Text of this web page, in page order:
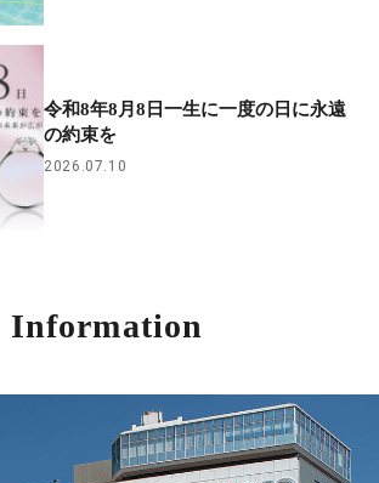
令和8年8月8日一生に一度の日に永遠
の約束を
2026.07.10
Information